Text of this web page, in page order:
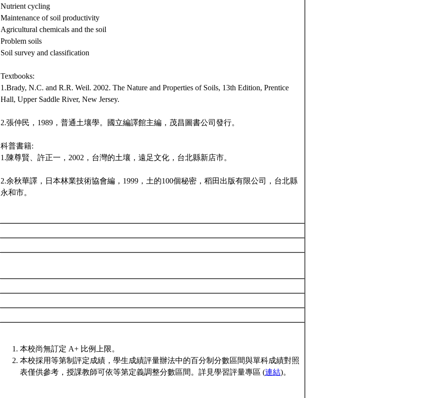
Nutrient cycling
Maintenance of soil productivity
Agricultural chemicals and the soil
Problem soils
Soil survey and classification
Textbooks:
1.Brady, N.C. and R.R. Weil. 2002. The Nature and Properties of Soils, 13th Edition, Prentice
Hall, Upper Saddle River, New Jersey.
2.張仲民，1989，普通土壤學。國立編譯館主編，茂昌圖書公司發行。
科普書籍:
1.陳尊賢、許正一，2002，台灣的土壤，遠足文化，台北縣新店市。
2.余秋華譯，日本林業技術協會編，1999，土的100個秘密，稻田出版有限公司，台北縣
永和市。
本校尚無訂定 A+ 比例上限。
本校採用等第制評定成績，學生成績評量辦法中的百分制分數區間與單科成績對照
表僅供參考，授課教師可依等第定義調整分數區間。詳見學習評量專區 (連結)。